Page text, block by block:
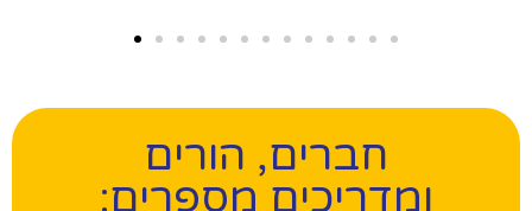
חברים, הורים
ומדריכים מספרים: